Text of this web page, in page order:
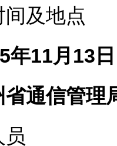
及地点
年11月13
通信管理